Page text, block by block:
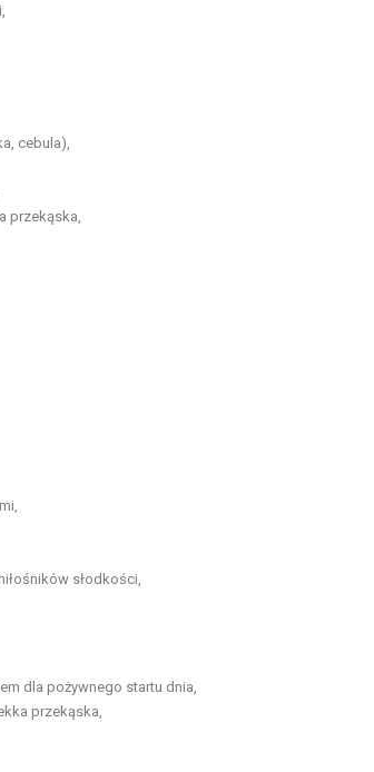
cebula),
przekąska
słodkości,
dla pożywnego startu dnia,
przekąska,